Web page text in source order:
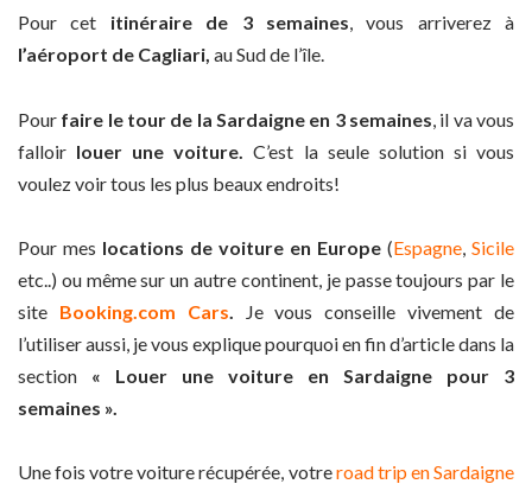
Pour cet itinéraire de 3 semaines, vous arriverez à
l’aéroport de Cagliari, au Sud de l’île.
Pour faire le tour de la Sardaigne en 3 semaines , il va vous
falloir louer une voiture.C’est la seule solution si vous
voulez voir tous les plus beaux endroits!
Pour mes locations de voiture en Europe (Espagne, Sicile
etc..) ou même sur un autre continent, je passe toujours par le
site Booking.com Cars. Je vous conseille vivement de
l’utiliser aussi, je vous explique pourquoi en fin d’article dans la
section « Louer une voiture en Sardaigne pour 3
semaines ».
Une fois votre voiture récupérée, votreroad trip en Sardaigne